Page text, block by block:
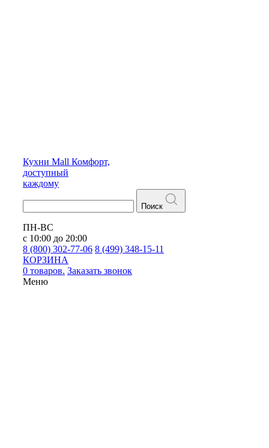
Кухни Mall Комфорт,
доступный
каждому
Поиск
ПН-ВС
с 10:00 до 20:00
8 (800) 302-77-06 8 (499) 348-15-11
КОРЗИНА
0 товаров. Заказать звонок
Меню